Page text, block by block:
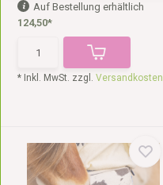
Auf Bestellung erhältlich
124,50*
* Inkl. MwSt. zzgl.Versandkosten